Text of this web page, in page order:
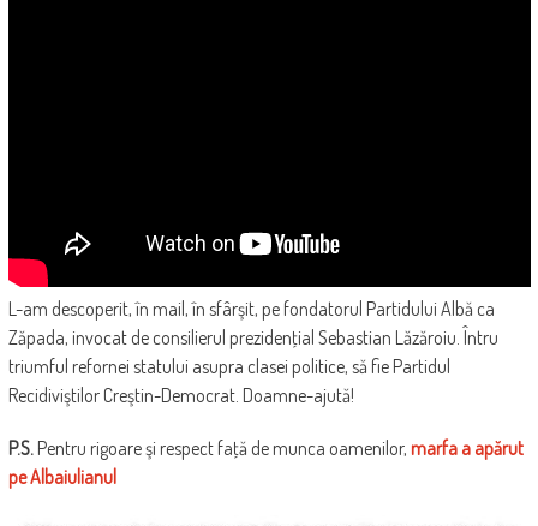
L-am descoperit, în mail, în sfârşit, pe fondatorul Partidului Albă ca
Zăpada, invocat de consilierul prezidenţial Sebastian Lăzăroiu. Întru
triumful refornei statului asupra clasei politice, să fie Partidul
Recidiviştilor Creştin-Democrat. Doamne-ajută!
P.S.Pentru rigoare şi respect faţă de munca oamenilor, marfa a apărut
pe Albaiulianul